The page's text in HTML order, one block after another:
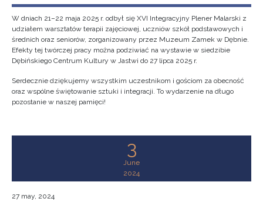
W dniach 21–22 maja 2025 r. odbył się XVI Integracyjny Plener Malarski z
udziałem warsztatów terapii zajęciowej, uczniów szkół podstawowych i
średnich oraz seniorów, zorganizowany przez Muzeum Zamek w Dębnie.
Efekty tej twórczej pracy można podziwiać na wystawie w siedzibie
Dębińskiego Centrum Kultury w Jastwi do 27 lipca 2025 r.
Serdecznie dziękujemy wszystkim uczestnikom i gościom za obecność
oraz wspólne świętowanie sztuki i integracji. To wydarzenie na długo
pozostanie w naszej pamięci!
3
June
2024
27 may, 2024